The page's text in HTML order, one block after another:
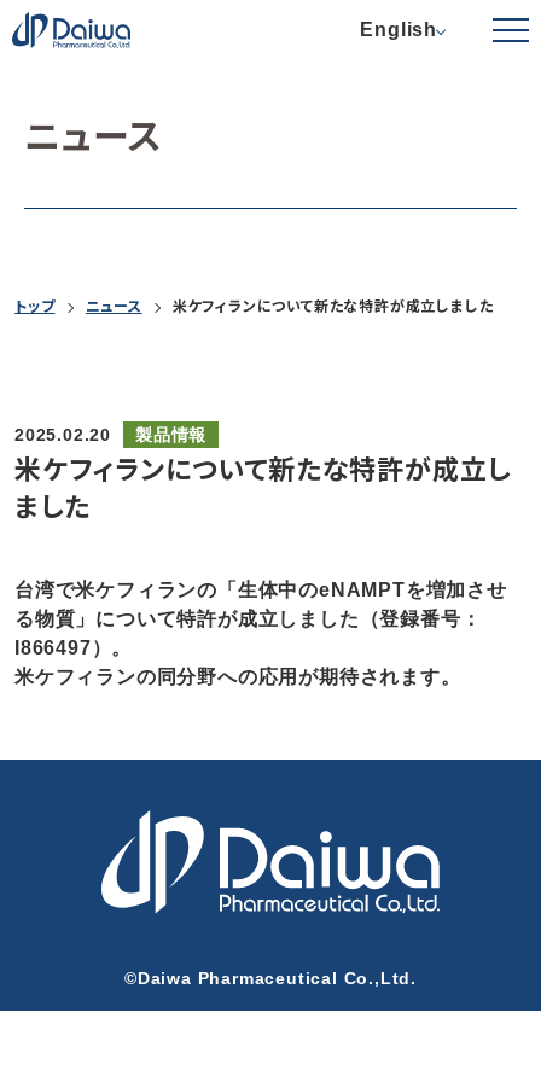
English
ニュース
トップ ニュース 米ケフィランについて新たな特許が成立しました
2025.02.20 製品情報
米ケフィランについて新たな特許が成立し
ました
台湾で米ケフィランの「生体中のeNAMPTを増加させ
る物質」について特許が成立しました（登録番号：
I866497）。
米ケフィランの同分野への応用が期待されます。
©Daiwa Pharmaceutical Co.,Ltd.